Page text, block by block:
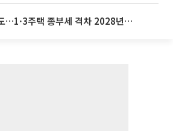
종부세 개편에도…1·3주택 종부세 격차 2028년부터 확대